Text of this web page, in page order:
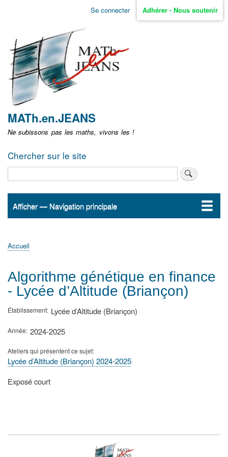
Aller
non
identifié
Se connecter Adhérer - Nous soutenir
MATh.en.JEANS
Ne subissons pas les maths, vivons les !
Chercher sur le site
Navigation
Afficher — Navigation principale
Accueil
ActualitésMATh.en.JEANS ?
Régions et Ateliers
Créer, gérer un atelier
Sujets/Publications
Congrès
d'Ariane
Accueil
Algorithme génétique en finance
- Lycée d’Altitude (Briançon)
Établissement Lycée d’Altitude (Briançon)
Année 2024-2025
Ateliers qui présentent ce sujet
Lycée d’Altitude (Briançon) 2024-2025
Type
Exposé court